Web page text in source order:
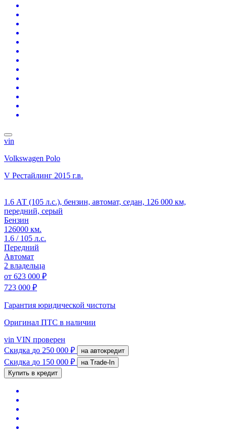
vin
Volkswagen Polo
V Рестайлинг 2015 г.в.
1.6 АТ (105 л.с.), бензин, автомат, седан, 126 000 км,
передний, серый
Бензин
126000 км.
1.6 / 105 л.с.
Передний
Автомат
2 владельца
от 623 000 ₽
723 000 ₽
Гарантия юридической чистоты
Оригинал ПТС в наличии
vin VIN проверен
Скидка до 250 000 ₽ на автокредит
Скидка до 150 000 ₽
на Trade-In
Купить в кредит